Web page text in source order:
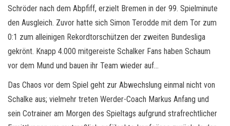
Schröder nach dem Abpfiff, erzielt Bremen in der 99. Spielminute
den Ausgleich. Zuvor hatte sich Simon Terodde mit dem Tor zum
0:1 zum alleinigen Rekordtorschützen der zweiten Bundesliga
gekrönt. Knapp 4.000 mitgereiste Schalker Fans haben Schaum
vor dem Mund und bauen ihr Team wieder auf…
Das Chaos vor dem Spiel geht zur Abwechslung einmal nicht von
Schalke aus; vielmehr treten Werder-Coach Markus Anfang und
sein Cotrainer am Morgen des Spieltags aufgrund strafrechtlicher